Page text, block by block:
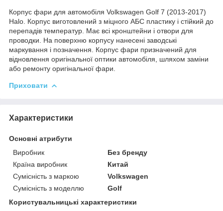
Корпус фари для автомобіля Volkswagen Golf 7 (2013-2017)
Halo. Корпус виготовлений з міцного АБС пластику і стійкий до
перепадів температур. Має всі кронштейни і отвори для
проводки. На поверхню корпусу нанесені заводські
маркування і позначення. Корпус фари призначений для
відновлення оригінальної оптики автомобіля, шляхом заміни
або ремонту оригінальної фари.
Приховати
Характеристики
Основні атрибути
Виробник
Без бренду
Країна виробник
Китай
Сумісність з маркою
Volkswagen
Сумісність з моделлю
Golf
Користувальницькі характеристики